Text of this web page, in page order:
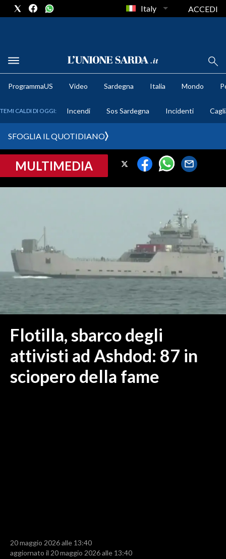
METEO
CRONACA SARDEGNA
ORISTANO E PROVINCIA
SASSARI E PROVINCIA
GALLURA
NUORO E PROVINCIA
OGLIASTRA
ITALIA
MONDO
RISULTATI E CLASSIFICHE
Italy ACCEDI
ProgrammaUS Video Sardegna Italia Mondo
TEMI CALDI DI OGGI: Incendi Sos Sardegna Incidenti
SFOGLIA IL QUOTIDIANO
MULTIMEDIA
Flotilla, sbarco degli
attivisti ad Ashdod: 87 in
sciopero della fame
20 maggio 2026 alle 13:40
aggiornato il 20 maggio 2026 alle 13:40